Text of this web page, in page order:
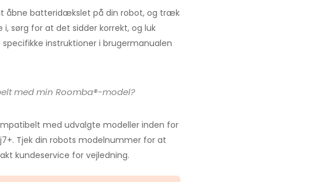
åbne batteridækslet på din robot, og træk
sørg for at det sidder korrekt, og luk
instruktioner i brugermanualen
med min Roomba®-model?
med udvalgte modeller inden for
Tjek din robots modelnummer for at
kundeservice for vejledning.